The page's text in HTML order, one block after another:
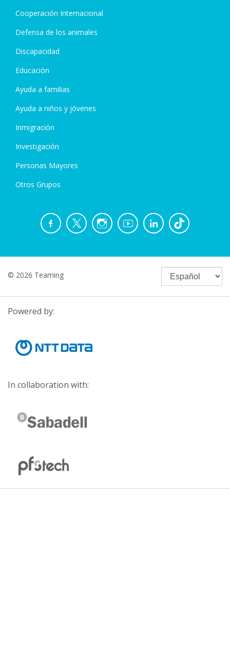
Cooperación Internacional
Defensa de los animales
Discapacidad
Educación
Ayuda a familias
Ayuda a niños y jóvenes
Inmigración
Investigación
Personas Mayores
Otros Grupos
© 2026 Teaming
Powered by:
In collaboration with: